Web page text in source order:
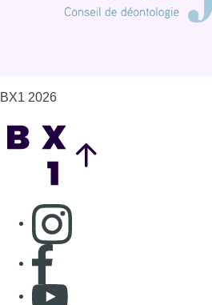
BX1 2026
Consulter page Instagram
Consulter page Facebook
Consulter Youtube